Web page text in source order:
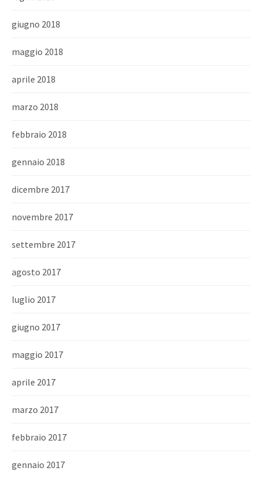
giugno 2018
maggio 2018
aprile 2018
marzo 2018
febbraio 2018
gennaio 2018
dicembre 2017
novembre 2017
settembre 2017
agosto 2017
luglio 2017
giugno 2017
maggio 2017
aprile 2017
marzo 2017
febbraio 2017
gennaio 2017